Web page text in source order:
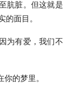
肮脏。但这就是
的面目。
为有爱，我们不
的梦里。